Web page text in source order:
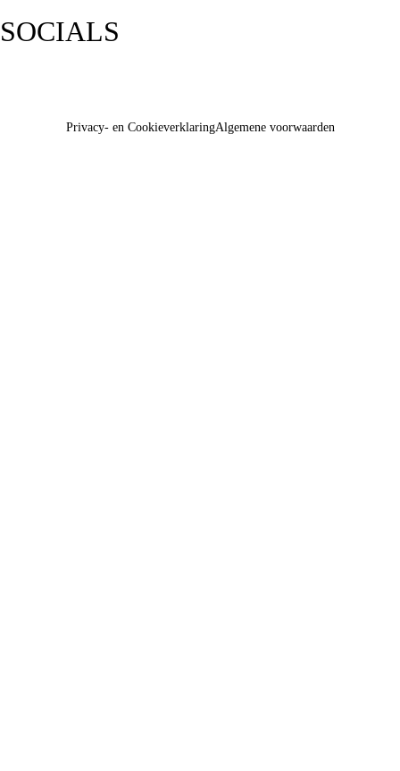
SOCIALS
Privacy- en CookieverklaringAlgemene voorwaarden